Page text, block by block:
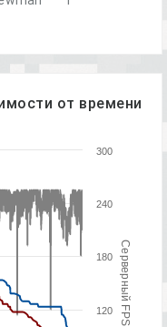
от времени
Серверный FPS
120
180
240
300